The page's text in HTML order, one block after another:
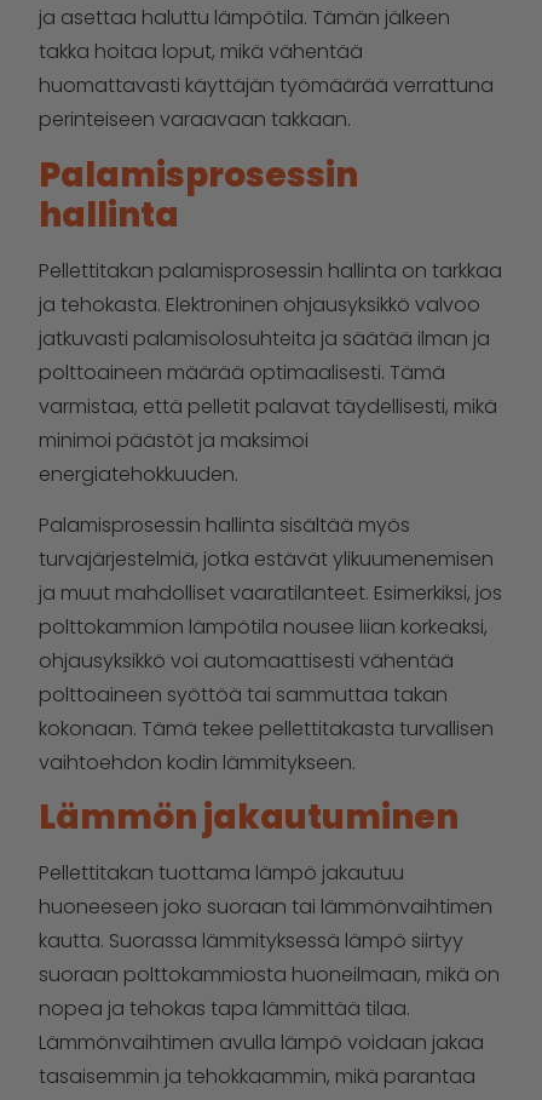
ja asettaa haluttu lämpötila. Tämän jälkeen
takka hoitaa loput, mikä vähentää
huomattavasti käyttäjän työmäärää verrattuna
perinteiseen varaavaan takkaan.
Palamisprosessin
hallinta
Pellettitakan palamisprosessin hallinta on tarkkaa
ja tehokasta. Elektroninen ohjausyksikkö valvoo
jatkuvasti palamisolosuhteita ja säätää ilman ja
polttoaineen määrää optimaalisesti. Tämä
varmistaa, että pelletit palavat täydellisesti, mikä
minimoi päästöt ja maksimoi
energiatehokkuuden.
Palamisprosessin hallinta sisältää myös
turvajärjestelmiä, jotka estävät ylikuumenemisen
ja muut mahdolliset vaaratilanteet. Esimerkiksi, jos
polttokammion lämpötila nousee liian korkeaksi,
ohjausyksikkö voi automaattisesti vähentää
polttoaineen syöttöä tai sammuttaa takan
kokonaan. Tämä tekee pellettitakasta turvallisen
vaihtoehdon kodin lämmitykseen.
Lämmön jakautuminen
Pellettitakan tuottama lämpö jakautuu
huoneeseen joko suoraan tai lämmönvaihtimen
kautta. Suorassa lämmityksessä lämpö siirtyy
suoraan polttokammiosta huoneilmaan, mikä on
nopea ja tehokas tapa lämmittää tilaa.
Lämmönvaihtimen avulla lämpö voidaan jakaa
tasaisemmin ja tehokkaammin, mikä parantaa